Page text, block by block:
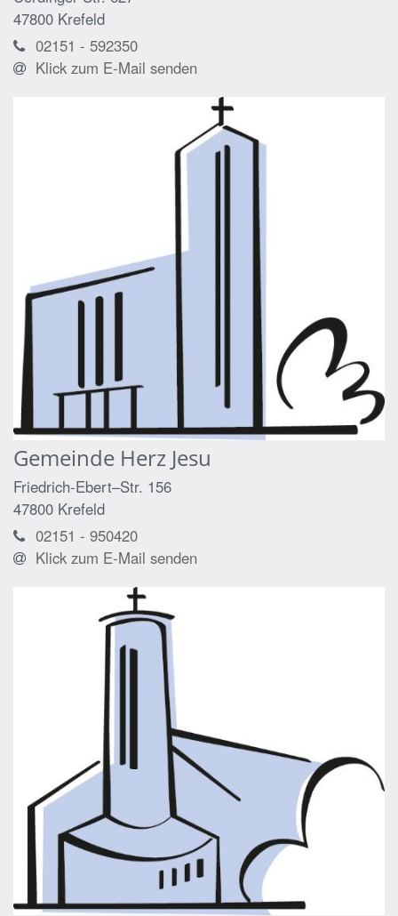
47800 Krefeld
02151 - 592350
Klick zum E-Mail senden
Gemeinde Herz Jesu
Friedrich-Ebert–Str. 156
47800 Krefeld
02151 - 950420
Klick zum E-Mail senden